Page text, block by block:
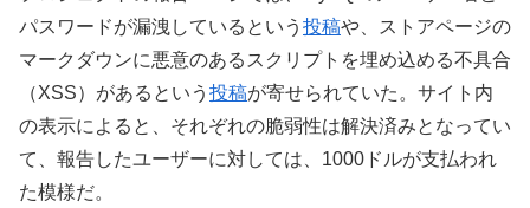
パスワードが漏洩しているという 投稿や、ストアページの
マークダウンに悪意のあるスクリプトを埋め込める不具合
（XSS）があるという 投稿が寄せられていた。サイト内
の表示によると、それぞれの脆弱性は解決済みとなってい
て、報告したユーザーに対しては、1000ドルが支払われ
た模様だ。